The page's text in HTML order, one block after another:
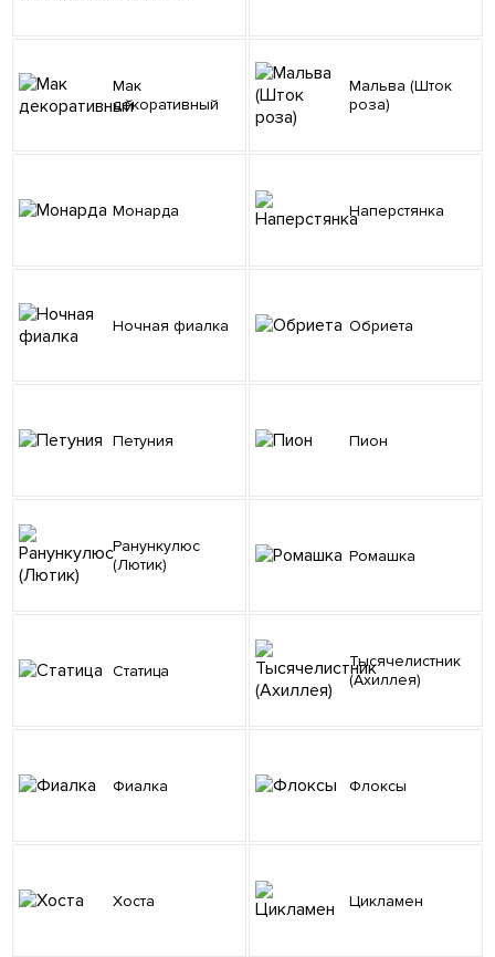
Мак
декоративный
Мальва (Шток
роза)
Монарда Наперстянка
Ночная фиалка Обриета
Петуния Пион
Ранункулюс
(Лютик)
Ромашка
Статица
Тысячелистник
(Ахиллея)
Фиалка Флоксы
Хоста Цикламен